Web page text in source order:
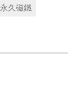
永久磁鐵